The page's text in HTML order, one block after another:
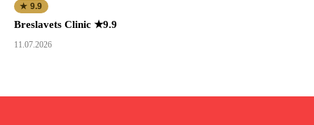
★ 9.9
Breslavets Clinic ★9.9
11.07.2026